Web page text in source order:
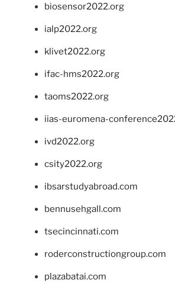
biosensor2022.org
ialp2022.org
klivet2022.org
ifac-hms2022.org
taoms2022.org
iias-euromena-
ivd2022.org
csity2022.org
ibsarstudyabroad.com
bennusehgall.com
tsecincinnati.com
roderconstructiongroup.com
plazabatai.com